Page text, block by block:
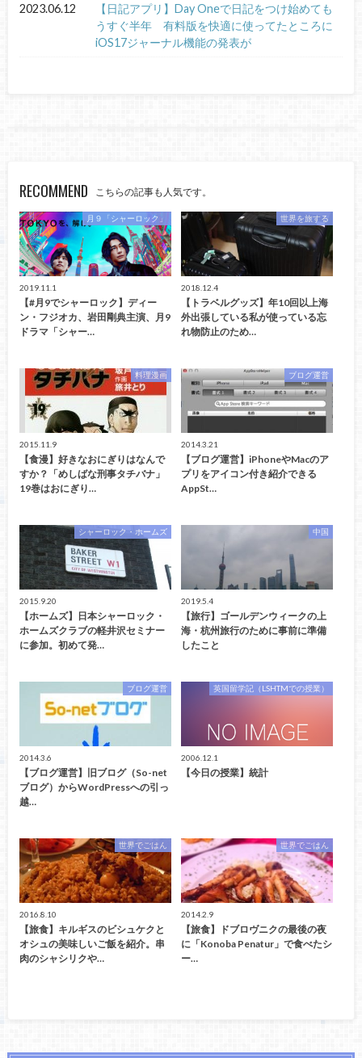
2023.06.12
【日記アプリ】Day Oneで日記をつけ始めても
うすぐ半年 有料版を快適に使ってたところに
iOS17ジャーナル機能の発表が
RECOMMEND こちらの記事も人気です。
月９「シャーロック」
2019.11.1
【#月9でシャーロック】ディー
ン・フジオカ、岩田剛典主演、月9
ドラマ「シャー…
世界を旅する
2018.12.4
【トラベルグッズ】年10回以上海
外出張している私が使っている忘
れ物防止のため…
料理漫画
2015.11.9
【食漫】好きなおにぎりはなんで
すか？「めしばな刑事タチバナ」
19巻はおにぎり…
ブログ運営
2014.3.21
【ブログ運営】iPhoneやMacのア
プリをアイコン付き紹介できる
AppSt…
シャーロック・ホームズ
2015.9.20
【ホームズ】日本シャーロック・
ホームズクラブの軽井沢セミナー
に参加。初めて発…
中国
2019.5.4
【旅行】ゴールデンウィークの上
海・杭州旅行のために事前に準備
したこと
ブログ運営
2014.3.6
【ブログ運営】旧ブログ（So-net
ブログ）からWordPressへの引っ
越…
英国留学記（LSHTMでの授業）
2006.12.1
【今日の授業】統計
世界でごはん
2016.8.10
【旅食】キルギスのビシュケクと
オシュの美味しいご飯を紹介。串
肉のシャシリクや…
世界でごはん
2014.2.9
【旅食】ドブロヴニクの最後の夜
に「Konoba Penatur」で食べたシ
ー…